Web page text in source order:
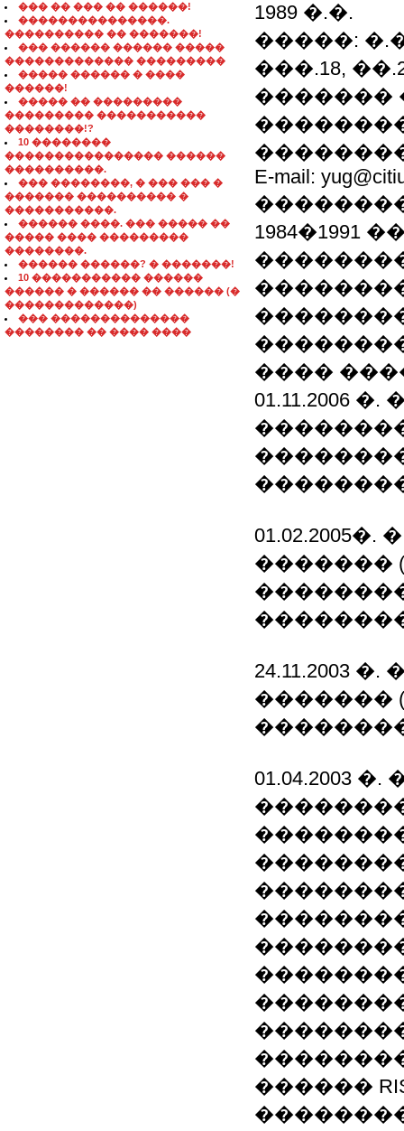
��� �� ��� �� ������!
���������������.
���������� �� �������!
��� ������ ������ �����
������������� ���������
����� ������ � ����
������!
����� �� ���������
��������� �����������
��������!?
10 ��������
���������������� ������
����������.
��� ��������, � ��� ��� �
������� ���������� �
�����������.
������ ����. ��� ����� ��
����� ���� ���������
��������.
������ ������? � �������!
10 ����������� ������
������ � ������ �� ������ (�
�������������)
��� ��������������
�������� �� ���� ����
1989 �.�.
�����:
���.18,
�������
��������
���������
E-mail:
��������
����
01.11.2006
�������
24.11.2003
�������
01.04.2003
��������
������
��������